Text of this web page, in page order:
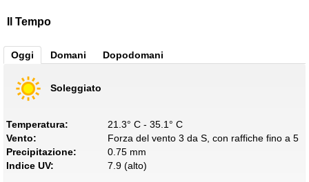
Il Tempo
Oggi Domani Dopodomani
Soleggiato
Temperatura:
21.3° C - 35.1° C
Vento:
Forza del vento 3 da S, con raffiche fino a 5
Precipitazione:
0.75 mm
Indice UV:
7.9 (alto)